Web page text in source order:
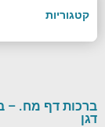
ברכות דף מח. –
דגן